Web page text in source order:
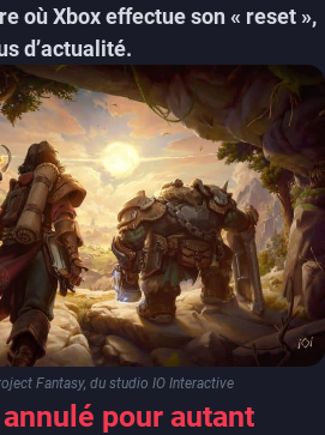
où Xbox effectue son « reset »,
d’actualité.
Fantasy, du studio IO Interactive
pour autant